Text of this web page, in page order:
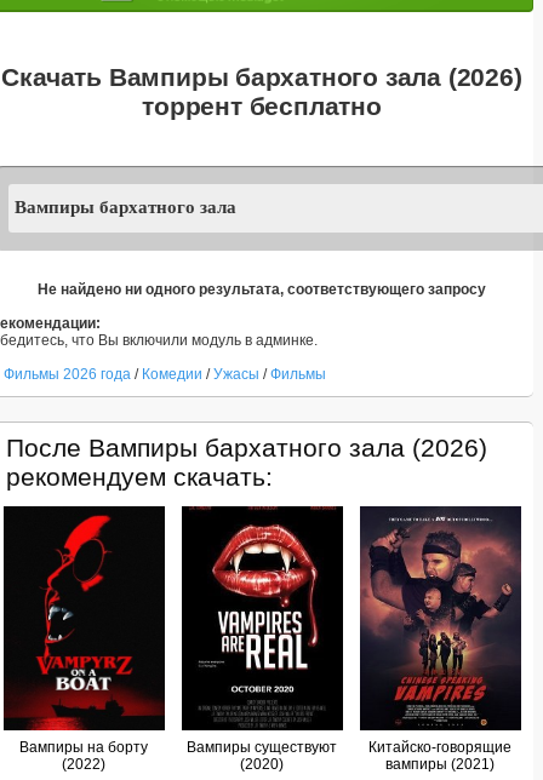
Скачать Вампиры бархатного зала (2026)
торрент бесплатно
Не найдено ни одного результата, соответствующего запросу
что Вы включили модуль в админке.
Фильмы 2026 года / Комедии /Ужасы /Фильмы
После Вампиры бархатного зала (2026)
рекомендуем скачать:
Вампиры на борту
(2022)
Вампиры существуют
(2020)
Китайско-говорящие
вампиры (2021)